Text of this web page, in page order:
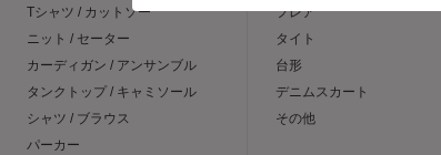
Tシャツ / カットソー
ニット / セーター
カーディガン / アンサンブル
タンクトップ / キャミソール
シャツ / ブラウス
パーカー
フレア
タイト
台形
デニムスカート
その他